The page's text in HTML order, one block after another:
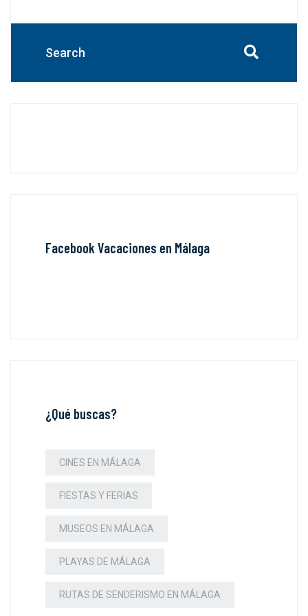
Facebook Vacaciones en Málaga
¿Qué buscas?
CINES EN MÁLAGA
FIESTAS Y FERIAS
MUSEOS EN MÁLAGA
PLAYAS DE MÁLAGA
RUTAS DE SENDERISMO EN MÁLAGA